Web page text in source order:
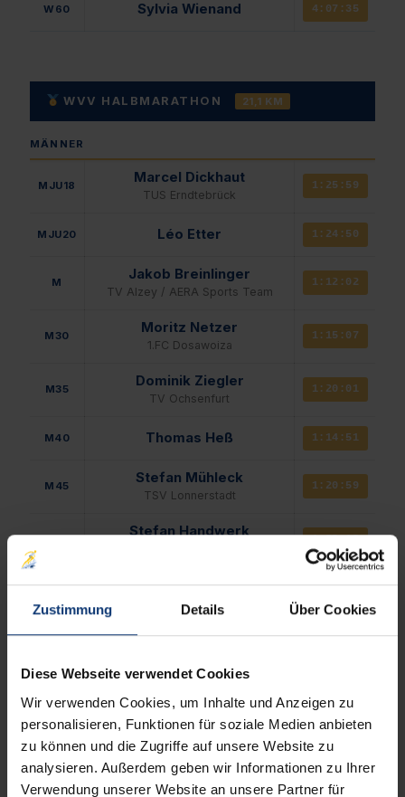
Zustimmung Details Über Cookies
Diese Webseite verwendet Cookies
Wir verwenden Cookies, um Inhalte und Anzeigen zu
personalisieren, Funktionen für soziale Medien anbieten
zu können und die Zugriffe auf unsere Website zu
analysieren. Außerdem geben wir Informationen zu Ihrer
Verwendung unserer Website an unsere Partner für
W60 Sylvia Wienand 4:07:35
WVV HALBMARATHON 21,1 KM
MÄNNER
MJU18 Marcel Dickhaut
TUS Erndtebrück
1:25:59
MJU20 Léo Etter 1:24:50
M Jakob Breinlinger
TV Alzey / AERA Sports Team
1:12:02
M30 Moritz Netzer
1.FC Dosawoiza
1:15:07
M35 Dominik Ziegler
TV Ochsenfurt
1:20:01
M40 Thomas Heß 1:14:51
M45 Stefan Mühleck
TSV Lonnerstadt
1:20:59
M50 Stefan Handwerk 1:28:13
Christoph Sulzer
LSC Bad Nauheim
Ulrich Müller
Helmut Manger
FRAUEN